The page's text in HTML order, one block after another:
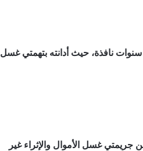
نافذة، حيث أدانته بتهمتي غسل
غسل الأموال والإثراء غير